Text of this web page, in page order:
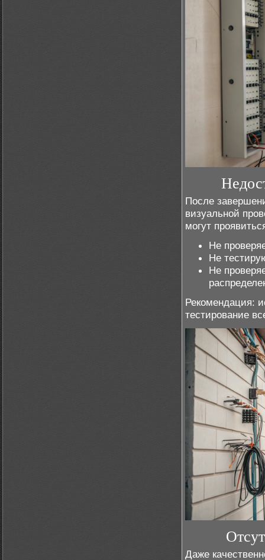
После
визуальной
могут
Не
Не
Не
Рекомендация:
тестирование
Даже